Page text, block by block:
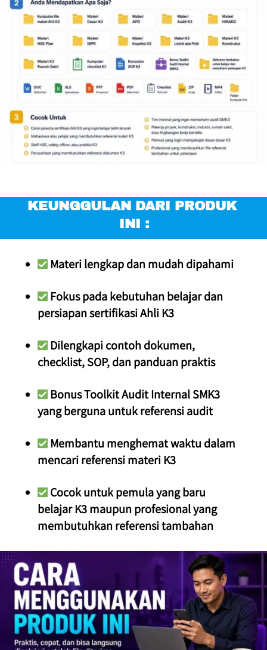
KEUNGGULAN DARI PRODUK
INI :
Materi lengkap dan mudah dipahami
Fokus pada kebutuhan belajar dan
persiapan sertifikasi Ahli K3
Dilengkapi contoh dokumen,
checklist, SOP, dan panduan praktis
Bonus Toolkit Audit Internal SMK3
yang berguna untuk referensi audit
Membantu menghemat waktu dalam
mencari referensi materi K3
Cocok untuk pemula yang baru
belajar K3 maupun profesional yang
membutuhkan referensi tambahan